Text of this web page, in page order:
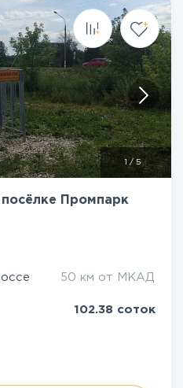
1 / 5
Промпарк
50 км от МКАД
102.38 соток